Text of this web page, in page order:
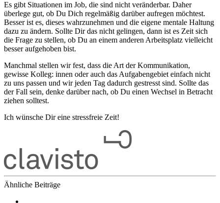
Es gibt Situationen im Job, die sind nicht veränderbar. Daher
überlege gut, ob Du Dich regelmäßig darüber aufregen möchtest.
Besser ist es, dieses wahrzunehmen und die eigene mentale Haltung
dazu zu ändern. Sollte Dir das nicht gelingen, dann ist es Zeit sich
die Frage zu stellen, ob Du an einem anderen Arbeitsplatz vielleicht
besser aufgehoben bist.
Manchmal stellen wir fest, dass die Art der Kommunikation,
gewisse Kolleg: innen oder auch das Aufgabengebiet einfach nicht
zu uns passen und wir jeden Tag dadurch gestresst sind. Sollte das
der Fall sein, denke darüber nach, ob Du einen Wechsel in Betracht
ziehen solltest.
Ich wünsche Dir eine stressfreie Zeit!
Ähnliche Beiträge